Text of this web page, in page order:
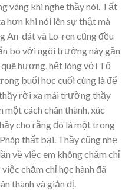
váng khi nghe thầy nói. Tất
hơn khi nói lên sự thật mà
An-dát và Lo-ren cũng đều
bó với ngôi trường này gần
hương, hết lòng với Tổ
buổi học cuối cùng là để
rời xa mái trường thầy
một cách chân thành, xúc
cho rằng đó là một trong
thất bại. Thầy cũng nhẹ
về việc em không chăm chỉ
chăm chỉ học hành đã
thành và giản dị.